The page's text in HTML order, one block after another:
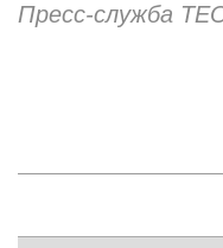
Пресс-служба